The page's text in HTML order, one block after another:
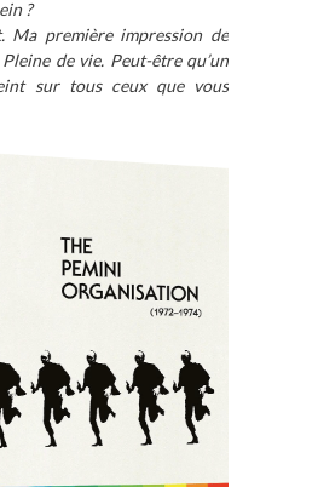
?
Ma première impression de
de vie. Peut-être qu’un
sur tous ceux que vous